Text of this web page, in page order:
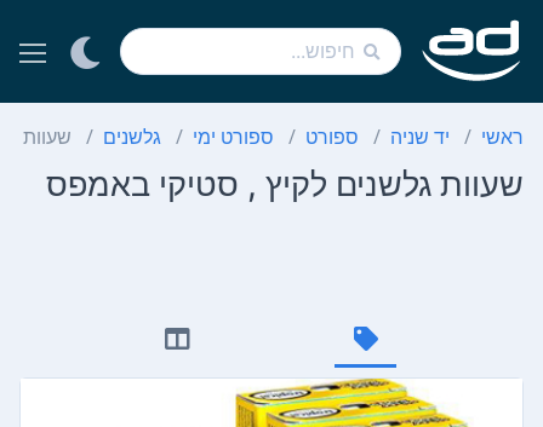
ראשי יד שניה ספורט ספורט ימי גלשנים שעוות
שעוות גלשנים לקיץ , סטיקי באמפס